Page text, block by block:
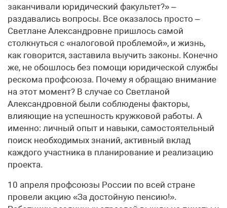
заканчивали юридический факультет?» –
раздавались вопросы. Все оказалось просто –
Светлане Александровне пришлось самой
столкнуться с «налоговой проблемой», и жизнь,
как говорится, заставила выучить законы. Конечно
же, не обошлось без помощи юридической службы
рескома профсоюза. Почему я обращаю внимание
на этот момент? В случае со Светланой
Александровной были соблюдены факторы,
влияющие на успешность кружковой работы. А
именно: личный опыт и навыки, самостоятельный
поиск необходимых знаний, активный вклад
каждого участника в планирование и реализацию
проекта.
10 апреля профсоюзы России по всей стране
провели акцию «За достойную пенсию!».